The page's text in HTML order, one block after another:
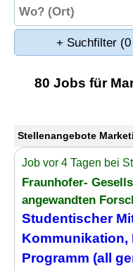
+ Suchfilter
80 Jobs für
Stellenangebote
Job vor 4 Tagen bei
Fraunhofer-
angewandten
Studentischer
Kommunikation,
Programm (all